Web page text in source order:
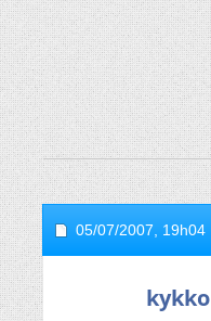
05/07/2007, 19h04
kykko